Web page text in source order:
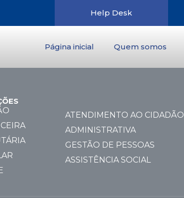
Help Desk
Página inicial Quem somos
ATENDIMENTO AO CIDADÃO
ADMINISTRATIVA
GESTÃO DE PESSOAS
ASSISTÊNCIA SOCIAL